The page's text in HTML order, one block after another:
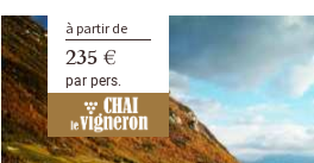
à partir de
235 €
par pers.